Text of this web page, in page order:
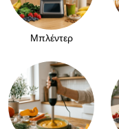
Μπλέντερ